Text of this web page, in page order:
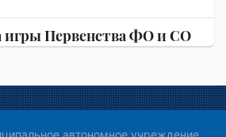
игры Первенства ФО и СО